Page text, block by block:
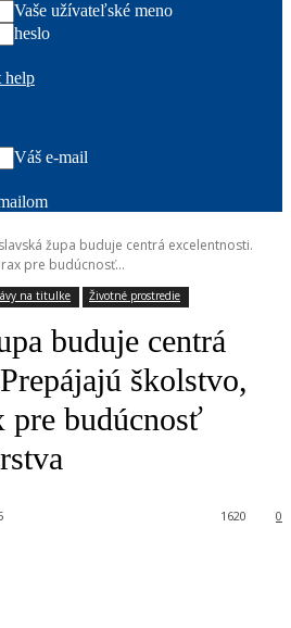
Vaše užívateľské meno
heslo
help
Váš e-mail
župa buduje centrá excelentnosti.
pre budúcnosť...
na titulke Životné prostredie
buduje centrá
školstvo,
pre budúcnosť
0
1620